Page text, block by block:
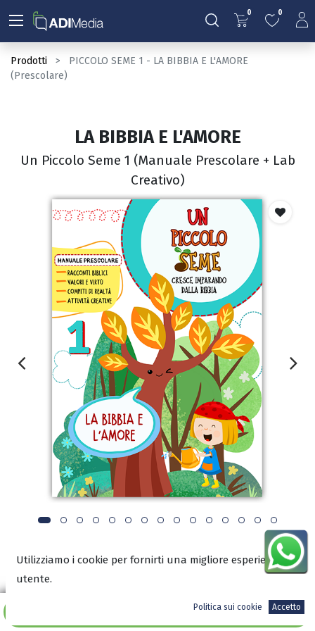
0 0
Prodotti
PICCOLO SEME 1 - LA BIBBIA E L'AMORE
(Prescolare)
Aggiungi al carrello
LA BIBBIA E L'AMORE
Un Piccolo Seme 1 (Manuale Prescolare + Lab
Creativo)
Utilizziamo i cookie per fornirti una migliore esperienza
utente.
Politica sui cookie Accetto